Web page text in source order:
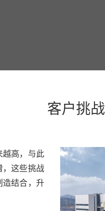
客户挑战
越高，与此
，这些挑战
造结合，升